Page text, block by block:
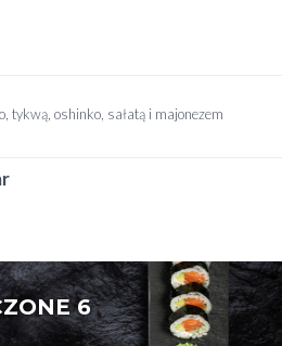
tykwą, oshinko, sałatą i majonezem
6